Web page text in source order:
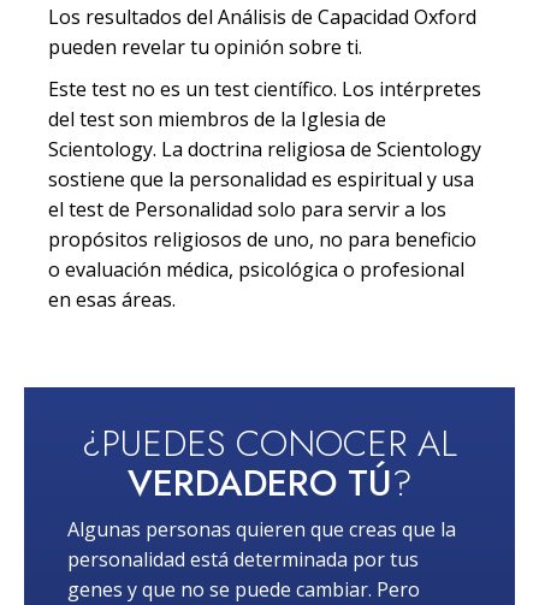
Los resultados del Análisis de Capacidad Oxford
pueden revelar tu opinión sobre ti.
Este test no es un test científico. Los intérpretes
del test son miembros de la Iglesia de
Scientology. La doctrina religiosa de Scientology
sostiene que la personalidad es espiritual y usa
el test de Personalidad solo para servir a los
propósitos religiosos de uno, no para beneficio
o evaluación médica, psicológica o profesional
en esas áreas.
¿PUEDES CONOCER AL
VERDADERO TÚ?
Algunas personas quieren que creas que la
personalidad está determinada por tus
genes y que no se puede cambiar. Pero